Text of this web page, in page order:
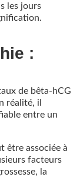
les jours
:
de bêta-hCG
réalité, il
entre un
être associée à
facteurs
la